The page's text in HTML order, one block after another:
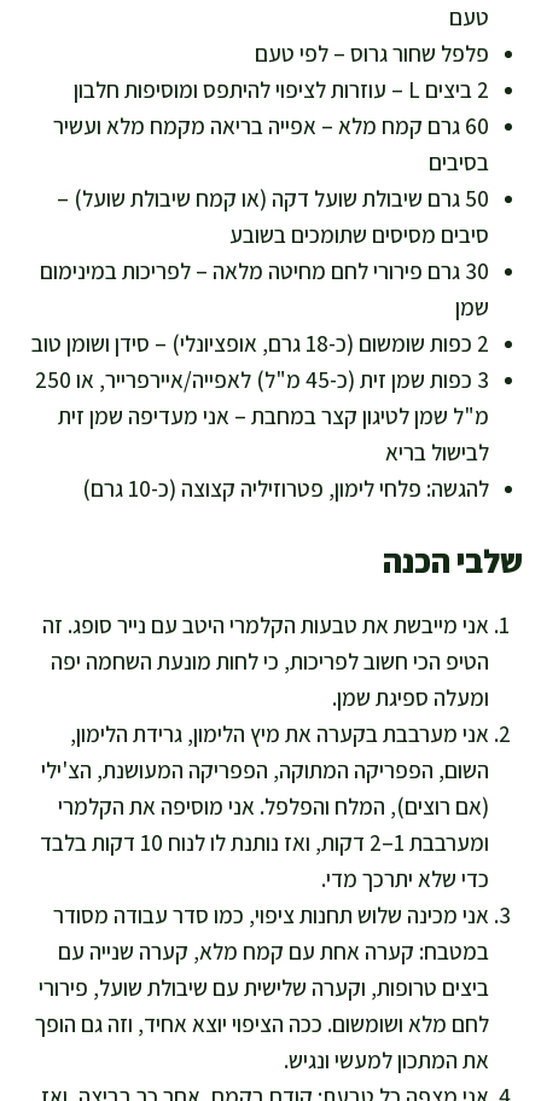
טעם
פלפל שחור גרוס – לפי טעם
2 ביצים L – עוזרות לציפוי להיתפס ומוסיפות חלבון
60 גרם קמח מלא – אפייה בריאה מקמח מלא ועשיר
בסיבים
50 גרם שיבולת שועל דקה (או קמח שיבולת שועל) –
סיבים מסיסים שתומכים בשובע
30 גרם פירורי לחם מחיטה מלאה – לפריכות במינימום
שמן
2 כפות שומשום (כ-18 גרם, אופציונלי) – סידן ושומן טוב
3 כפות שמן זית (כ-45 מ"ל) לאפייה/איירפרייר, או 250
מ"ל שמן לטיגון קצר במחבת – אני מעדיפה שמן זית
לבישול בריא
להגשה: פלחי לימון, פטרוזיליה קצוצה (כ-10 גרם)
שלבי הכנה
אני מייבשת את טבעות הקלמרי היטב עם נייר סופג. זה
הטיפ הכי חשוב לפריכות, כי לחות מונעת השחמה יפה
ומעלה ספיגת שמן.
אני מערבבת בקערה את מיץ הלימון, גרידת הלימון,
השום, הפפריקה המתוקה, הפפריקה המעושנת, הצ'ילי
(אם רוצים), המלח והפלפל. אני מוסיפה את הקלמרי
ומערבבת 1–2 דקות, ואז נותנת לו לנוח 10 דקות בלבד
כדי שלא יתרכך מדי.
אני מכינה שלוש תחנות ציפוי, כמו סדר עבודה מסודר
במטבח: קערה אחת עם קמח מלא, קערה שנייה עם
ביצים טרופות, וקערה שלישית עם שיבולת שועל, פירורי
לחם מלא ושומשום. ככה הציפוי יוצא אחיד, וזה גם הופך
את המתכון למעשי ונגיש.